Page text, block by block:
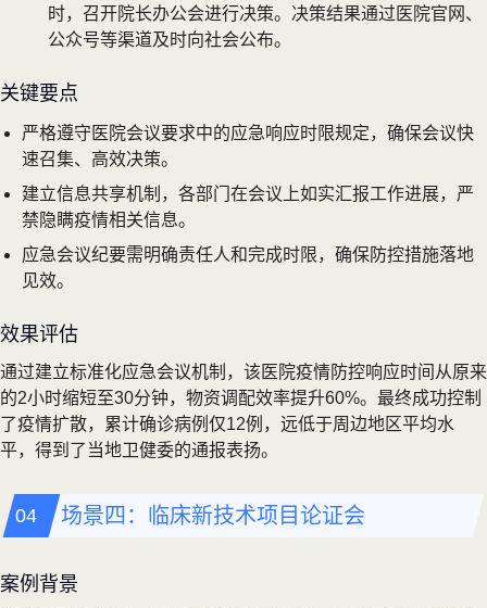
时，召开院长办公会进行决策。决策结果通过医院官网、
公众号等渠道及时向社会公布。
关键要点
严格遵守医院会议要求中的应急响应时限规定，确保会议快
速召集、高效决策。
建立信息共享机制，各部门在会议上如实汇报工作进展，严
禁隐瞒疫情相关信息。
应急会议纪要需明确责任人和完成时限，确保防控措施落地
见效。
效果评估
通过建立标准化应急会议机制，该医院疫情防控响应时间从原来
的2小时缩短至30分钟，物资调配效率提升60%。最终成功控制
了疫情扩散，累计确诊病例仅12例，远低于周边地区平均水
平，得到了当地卫健委的通报表扬。
场景四：临床新技术项目论证会
案例背景